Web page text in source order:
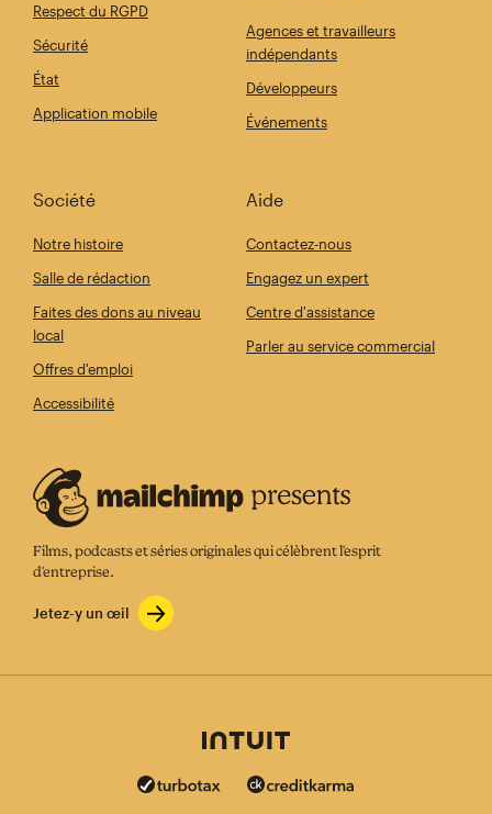
Respect du RGPD
Sécurité
État
Application mobile
Agences et travailleurs
indépendants
Développeurs
Événements
Société
Notre histoire
Salle de rédaction
Faites des dons au niveau
local
Offres d'emploi
Accessibilité
Aide
Contactez-nous
Engagez un expert
Centre d'assistance
Parler au service commercial
Films, podcasts et séries originales qui célèbrent l'esprit
d'entreprise.
Jetez-y un œil